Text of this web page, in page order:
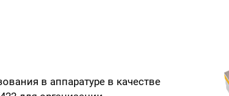
в аппаратуре в качестве